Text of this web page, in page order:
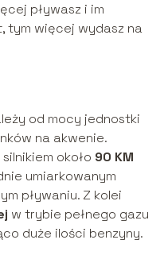
pływasz i im
tym więcej wydasz na
od mocy jednostki
na akwenie.
około 90 KM
umiarkowanym
pływaniu. Z kolei
w trybie pełnego gazu
duże ilości benzyny.